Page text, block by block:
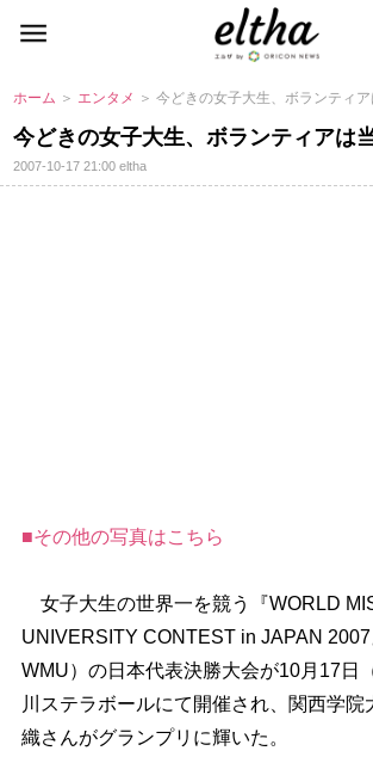
ホーム ＞ エンタメ ＞ 今どきの女子大生、ボランティ
今どきの女子大生、ボランティアは
2007-10-17 21:00eltha
■その他の写真はこちら
女子大生の世界一を競う『WORLD
UNIVERSITY CONTEST in JAPAN 2007
WMU）の日本代表決勝大会が10月17日
川ステラボールにて開催され、関西学院
織さんがグランプリに輝いた。